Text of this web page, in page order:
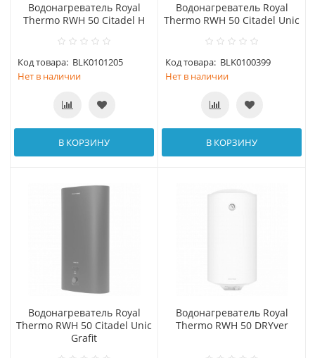
Водонагреватель Royal
Thermo RWH 50 Citadel H
Код товара: BLK0101205
Нет в наличии
В КОРЗИНУ
Водонагреватель Royal
Thermo RWH 50 Citadel Unic
Код товара: BLK0100399
Нет в наличии
В КОРЗИНУ
Водонагреватель Royal
Thermo RWH 50 Citadel Unic
Grafit
Водонагреватель Royal
Thermo RWH 50 DRYver